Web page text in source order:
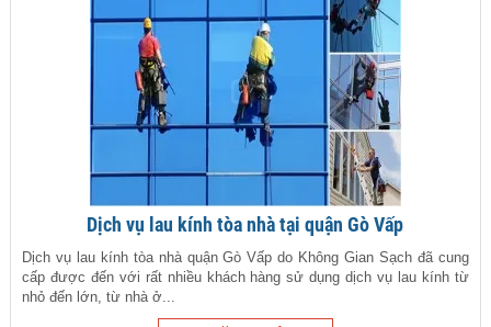
Dịch vụ lau kính tòa nhà tại quận Gò Vấp
Dịch vụ lau kính tòa nhà quận Gò Vấp do Không Gian Sạch đã cung
cấp được đến với rất nhiều khách hàng sử dụng dịch vụ lau kính từ
nhỏ đến lớn, từ nhà ở...